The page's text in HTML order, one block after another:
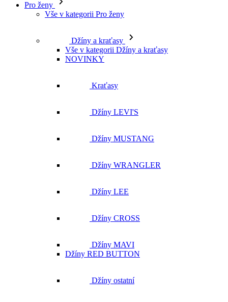
Pro ženy
Vše v kategorii Pro ženy
Džíny a kraťasy
Vše v kategorii Džíny a kraťasy
NOVINKY
Kraťasy
Džíny LEVI'S
Džíny MUSTANG
Džíny WRANGLER
Džíny LEE
Džíny CROSS
Džíny MAVI
Džíny RED BUTTON
Džíny ostatní